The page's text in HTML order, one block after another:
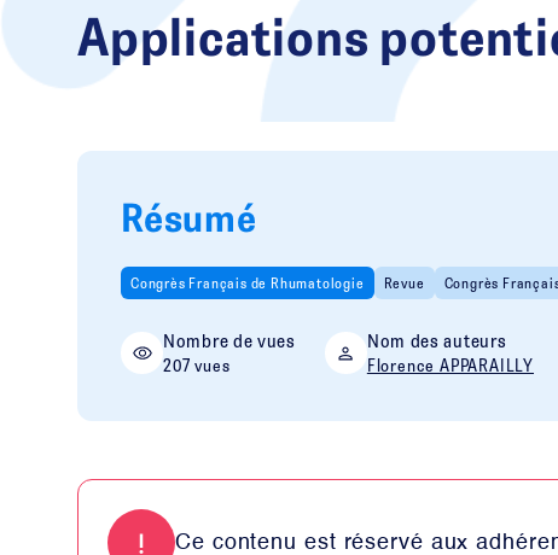
Applications
Résumé
Congrès Français de Rhumatologie Revue Congrès
Nombre de vues
207 vues
Nom des auteurs
Florence APPARAILLY
Ce contenu est réservé aux